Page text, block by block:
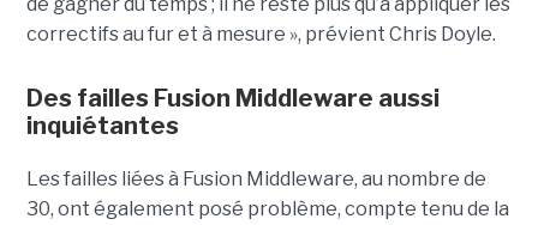
correctifs au fur et à mesure », prévient Chris Doyle.
Des failles Fusion Middleware aussi
inquiétantes
Les failles liées à Fusion Middleware, au nombre de
30, ont également posé problème, compte tenu de la